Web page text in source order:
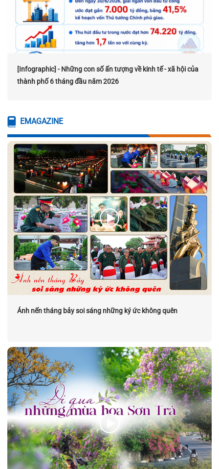
[Infographic] - Những con số ấn tượng về kinh tế - xã hội của
thành phố 6 tháng đầu năm 2026
EMAGAZINE
Ánh nến tháng bảy soi sáng những ký ức không quên